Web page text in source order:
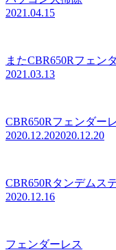
2021.04.15
またCBR650Rフェン
2021.03.13
CBR650Rフェンダー
2020.12.202020.12.20
CBR650Rタンデムス
2020.12.16
フェンダーレス